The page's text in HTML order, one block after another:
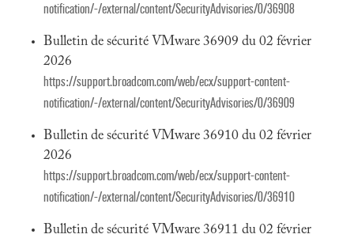
notification/-/external/content/SecurityAdvisories/0/36908
Bulletin de sécurité VMware 36909 du 02 février
2026
https://support.broadcom.com/web/ecx/support-content-
notification/-/external/content/SecurityAdvisories/0/36909
Bulletin de sécurité VMware 36910 du 02 février
2026
https://support.broadcom.com/web/ecx/support-content-
notification/-/external/content/SecurityAdvisories/0/36910
Bulletin de sécurité VMware 36911 du 02 février